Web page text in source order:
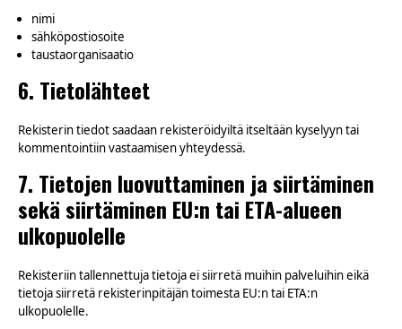
nimi
sähköpostiosoite
taustaorganisaatio
6. Tietolähteet
Rekisterin tiedot saadaan rekisteröidyiltä itseltään kyselyyn tai
kommentointiin vastaamisen yhteydessä.
7. Tietojen luovuttaminen ja siirtäminen
sekä siirtäminen EU:n tai ETA-alueen
ulkopuolelle
Rekisteriin tallennettuja tietoja ei siirretä muihin palveluihin eikä
tietoja siirretä rekisterinpitäjän toimesta EU:n tai ETA:n
ulkopuolelle.